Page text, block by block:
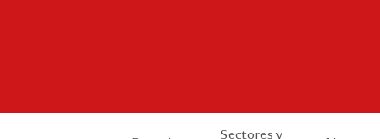
Sectores y